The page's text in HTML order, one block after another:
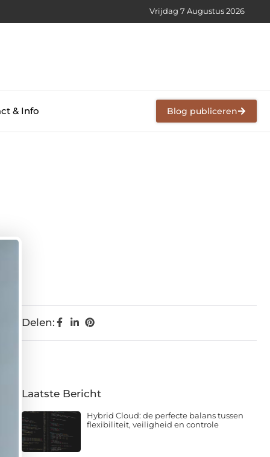
Vrijdag 7 Augustus 2026
& Info Blog publiceren
Delen:
Laatste Bericht
Hybrid Cloud: de perfecte balans tussen
flexibiliteit, veiligheid en controle